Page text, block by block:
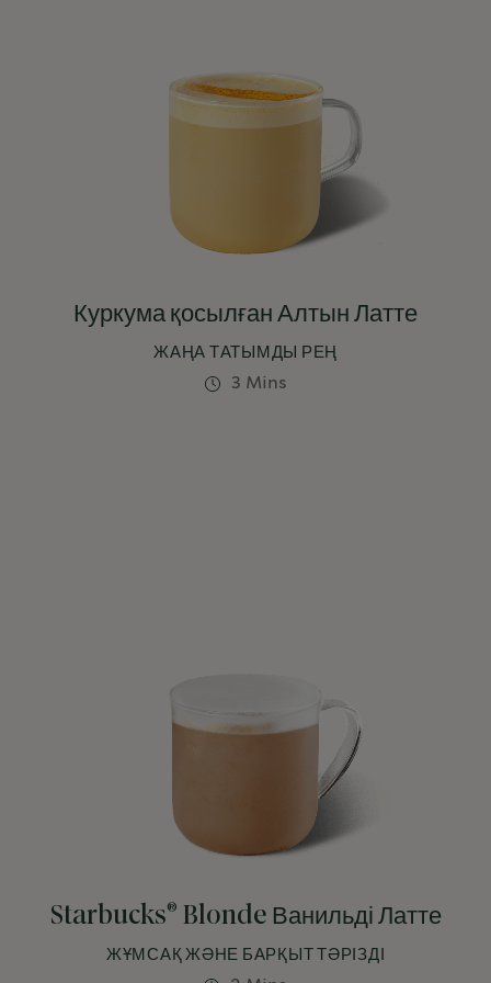
Куркума қосылған Алтын Латте
ЖАҢА ТАТЫМДЫ РЕҢ
3 Mins
Starbucks® Blonde Ванильді Латте
ЖҰМСАҚ ЖӘНЕ БАРҚЫТ ТӘРІЗДІ